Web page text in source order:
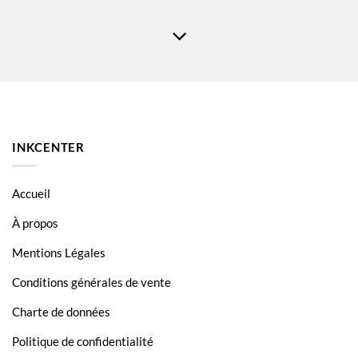
INKCENTER
Accueil
À propos
Mentions Légales
Conditions générales de vente
Charte de données
Politique de confidentialité